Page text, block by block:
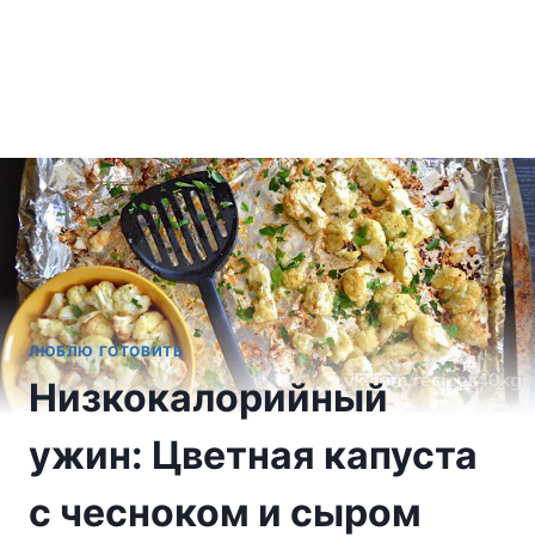
ЛЮБЛЮ ГОТОВИТЬ
Низкокалорийный
ужин: Цветная капуста
с чесноком и сыром